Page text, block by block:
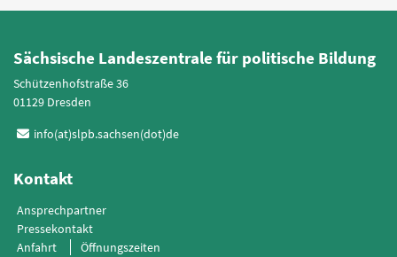
Sächsische Landeszentrale für politische Bildung
Schützenhofstraße 36
01129 Dresden
info(at)slpb.sachsen(dot)de
Kontakt
Ansprechpartner
Pressekontakt
Anfahrt
Öffnungszeiten